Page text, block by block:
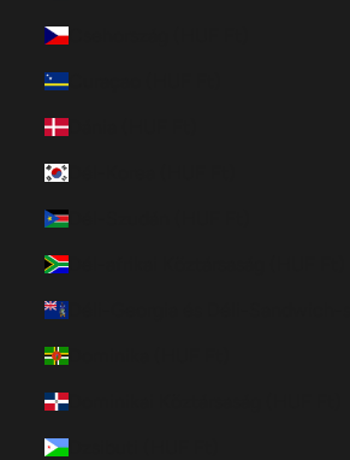
Csehország (HUF Ft)
Curaçao (HUF Ft)
Dánia (HUF Ft)
Dél-Szudán (HUF Ft)
Dél-afrikai Köztársaság (HUF Ft)
Dominika (HUF Ft)
Dominikai Köztársaság (HUF Ft)
Dzsibuti (HUF Ft)